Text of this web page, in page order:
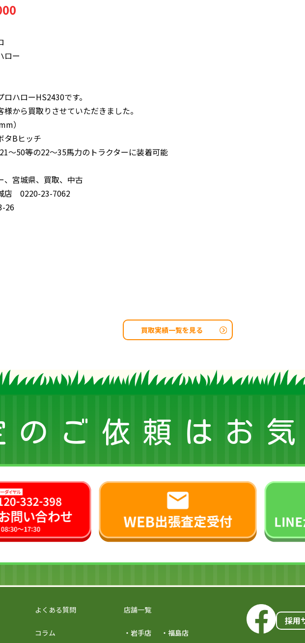
ロー
ロハローHS2430です。
から買取りさせていただきました。
）
タBヒッチ
～50等の22～35馬力のトラクターに装着可能
、宮城県、買取、中古
店 0220-23-7062
26
買取実績一覧を見る
のご依頼はお
よくある質問
コラム
店舗一覧
・岩手店 ・福島店
採用